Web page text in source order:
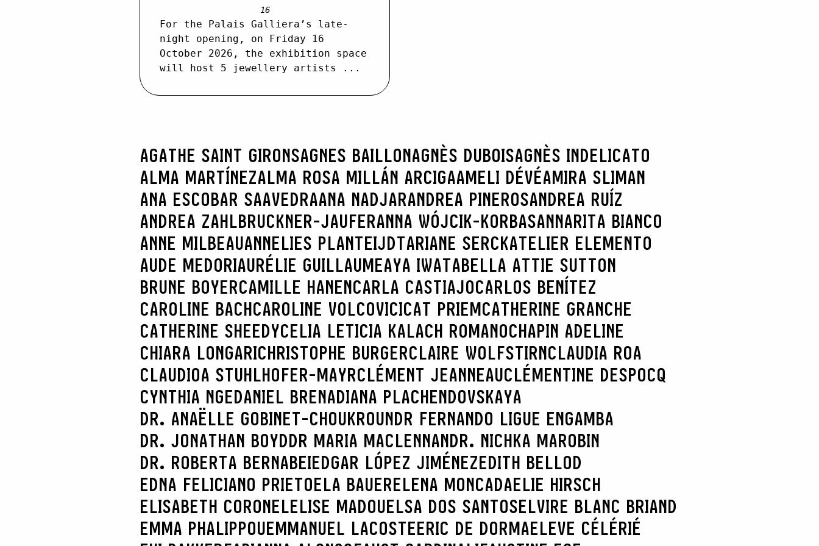
16
For the Palais Galliera’s late-
night opening, on Friday 16
October 2026, the exhibition space
will host 5 jewellery artists ...
AGATHE SAINT GIRONSAGNES BAILLONAGNÈS DUBOISAGNÈS INDELICATO
ALMA MARTÍNEZALMA ROSA MILLÁN ARCIGAAMELI DÉVÉAMIRA SLIMAN
ANA ESCOBAR SAAVEDRAANA NADJARANDREA PINEROSANDREA RUÍZ
ANDREA ZAHLBRUCKNER-JAUFERANNA WÓJCIK-KORBASANNARITA BIANCO
ANNE MILBEAUANNELIES PLANTEIJDTARIANE SERCKATELIER ELEMENTO
AUDE MEDORIAURÉLIE GUILLAUMEAYA IWATABELLA ATTIE SUTTON
BRUNE BOYERCAMILLE HANENCARLA CASTIAJOCARLOS BENÍTEZ
CAROLINE BACHCAROLINE VOLCOVICICAT PRIEMCATHERINE GRANCHE
CATHERINE SHEEDYCELIA LETICIA KALACH ROMANOCHAPIN ADELINE
CHIARA LONGARICHRISTOPHE BURGERCLAIRE WOLFSTIRNCLAUDIA ROA
CLAUDIOA STUHLHOFER-MAYRCLÉMENT JEANNEAUCLÉMENTINE DESPOCQ
CYNTHIA NGEDANIEL BRENADIANA PLACHENDOVSKAYA
DR. ANAËLLE GOBINET-CHOUKROUNDR FERNANDO LIGUE ENGAMBA
DR. JONATHAN BOYDDR MARIA MACLENNANDR. NICHKA MAROBIN
DR. ROBERTA BERNABEIEDGAR LÓPEZ JIMÉNEZEDITH BELLOD
EDNA FELICIANO PRIETOELA BAUERELENA MONCADAELIE HIRSCH
ELISABETH CORONELELISE MADOUELSA DOS SANTOSELVIRE BLANC BRIAND
EMMA PHALIPPOUEMMANUEL LACOSTEERIC DE DORMAELEVE CÉLÉRIÉ